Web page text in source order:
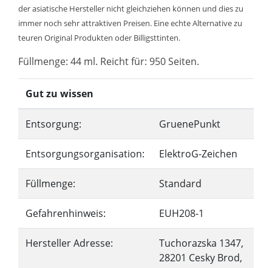
der asiatische Hersteller nicht gleichziehen können und dies zu
immer noch sehr attraktiven Preisen. Eine echte Alternative zu
teuren Original Produkten oder Billigsttinten.
Füllmenge: 44 ml. Reicht für: 950 Seiten.
Gut zu wissen
Entsorgung: GruenePunkt
Entsorgungsorganisation: ElektroG-Zeichen
Füllmenge: Standard
Gefahrenhinweis: EUH208-1
Hersteller Adresse:
Tuchorazska 1347,
28201 Cesky Brod,